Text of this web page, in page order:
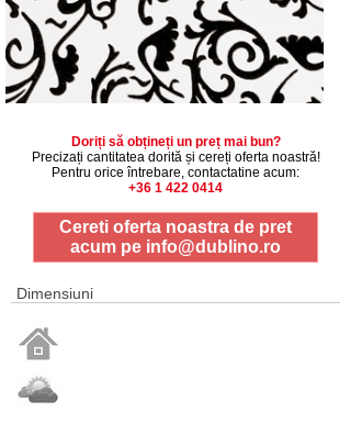
Doriți să obțineți un preț mai bun?
Precizați cantitatea dorită și cereți oferta noastră!
Pentru orice întrebare, contactatine acum:
+36 1 422 0414
Cereti oferta noastra de pret
acum pe info@dublino.ro
Dimensiuni